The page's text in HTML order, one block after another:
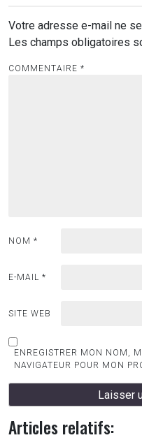
Votre adresse e-mail ne
Les champs obligatoires
COMMENTAIRE *
NOM *
E-MAIL *
SITE WEB
ENREGISTRER MON NOM,
NAVIGATEUR POUR MON
Articles relatifs: